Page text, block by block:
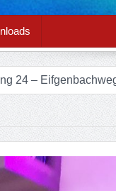
im Eifgenbachtal